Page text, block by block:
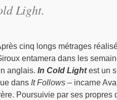
Light.
cinq longs métrages
entamera dans les
anglais. In Cold Lightest un
dans It Follows– incarne
Poursuivie par ses propres